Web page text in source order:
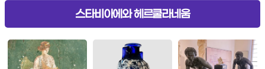
스타비아에와 헤르쿨라네움